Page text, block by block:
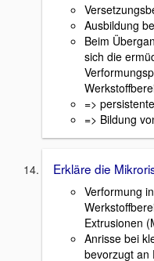
Ausbildung
Beim
sich die
=>
=> Bildung
Erkläre die
Verformung
Extrusionen
Anrisse bei
bevorzugt an